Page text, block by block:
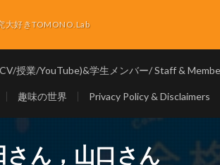
大好きTOMONO.Lab
授業/YouTube)&学生メンバー/ Staff &
趣味の世界 Privacy Policy & Disclaimers
さん，山口さん